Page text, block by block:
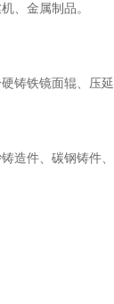
、金属制品。
铸铁镜面辊、压延
造件、碳钢铸件